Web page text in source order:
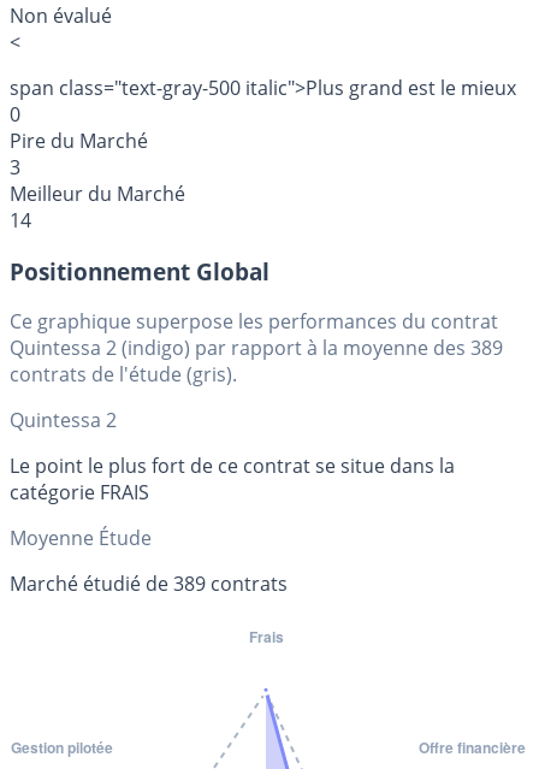
Non évalué
<
span class="text-gray-500 italic">Plus grand est le mieux
0
Pire du Marché
3
Meilleur du Marché
14
Positionnement Global
Ce graphique superpose les performances du contrat
Quintessa 2 (indigo) par rapport à la moyenne des 389
contrats de l'étude (gris).
Quintessa 2
Le point le plus fort de ce contrat se situe dans la
catégorie FRAIS
Moyenne Étude
Marché étudié de 389 contrats